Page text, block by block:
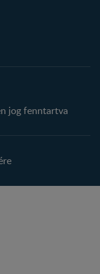
jog fenntartva